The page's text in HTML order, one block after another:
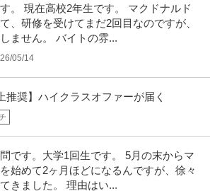
月10時間
あり 在宅ワーク
会計） 【業種】IT・インターネット＞ソフトウエ
提案営業独自の技術で引き合い多数！！土
なめ賞与4カ月分
教育充実 寮完備
業種】建設＞建設・建築・土木 ※会員属性などに
。 現在高校2年生です。 マクドナルド
、研修を受けてまだ2回目なのですが、
ません。 バイトの雰...
05/14
推奨】ハイクラスオファーが届く
です。大学1回生です。 5月の末からマ
始めて2ヶ月ほどになるんですが、徐々
きました。 理由はい...